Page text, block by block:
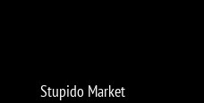
Stupido Market